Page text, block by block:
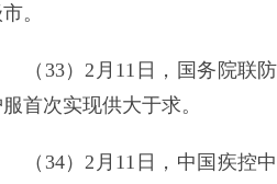
。
33）2月11日，国务院联防
首次实现供大于求。
34）2月11日，中国疾控中